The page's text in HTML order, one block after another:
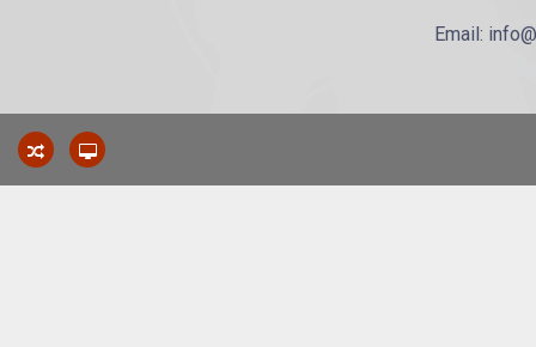
Email: